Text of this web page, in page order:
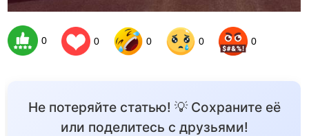
0 0 0 0 0
Не потеряйте статью! 💡 Сохраните её
или поделитесь с друзьями!